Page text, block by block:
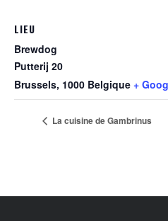
LIEU
Brewdog
Putterij 20
Brussels, 1000 Belgique +
La cuisine de Gambrinus